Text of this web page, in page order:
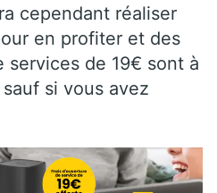
cependant réaliser
en profiter et des
services de 19€ sont à
si vous avez